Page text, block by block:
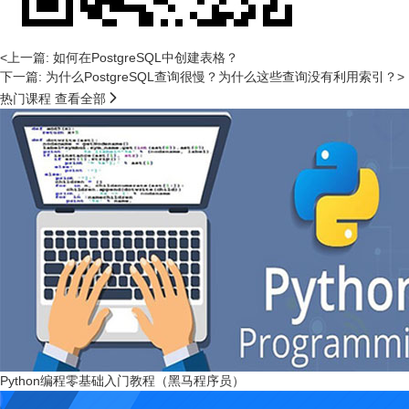
<上一篇: 如何在PostgreSQL中创建表格？
下一篇: 为什么PostgreSQL查询很慢？为什么这些查询没有利用索引？>
热门课程 查看全部 
Python编程零基础入门教程（黑马程序员）